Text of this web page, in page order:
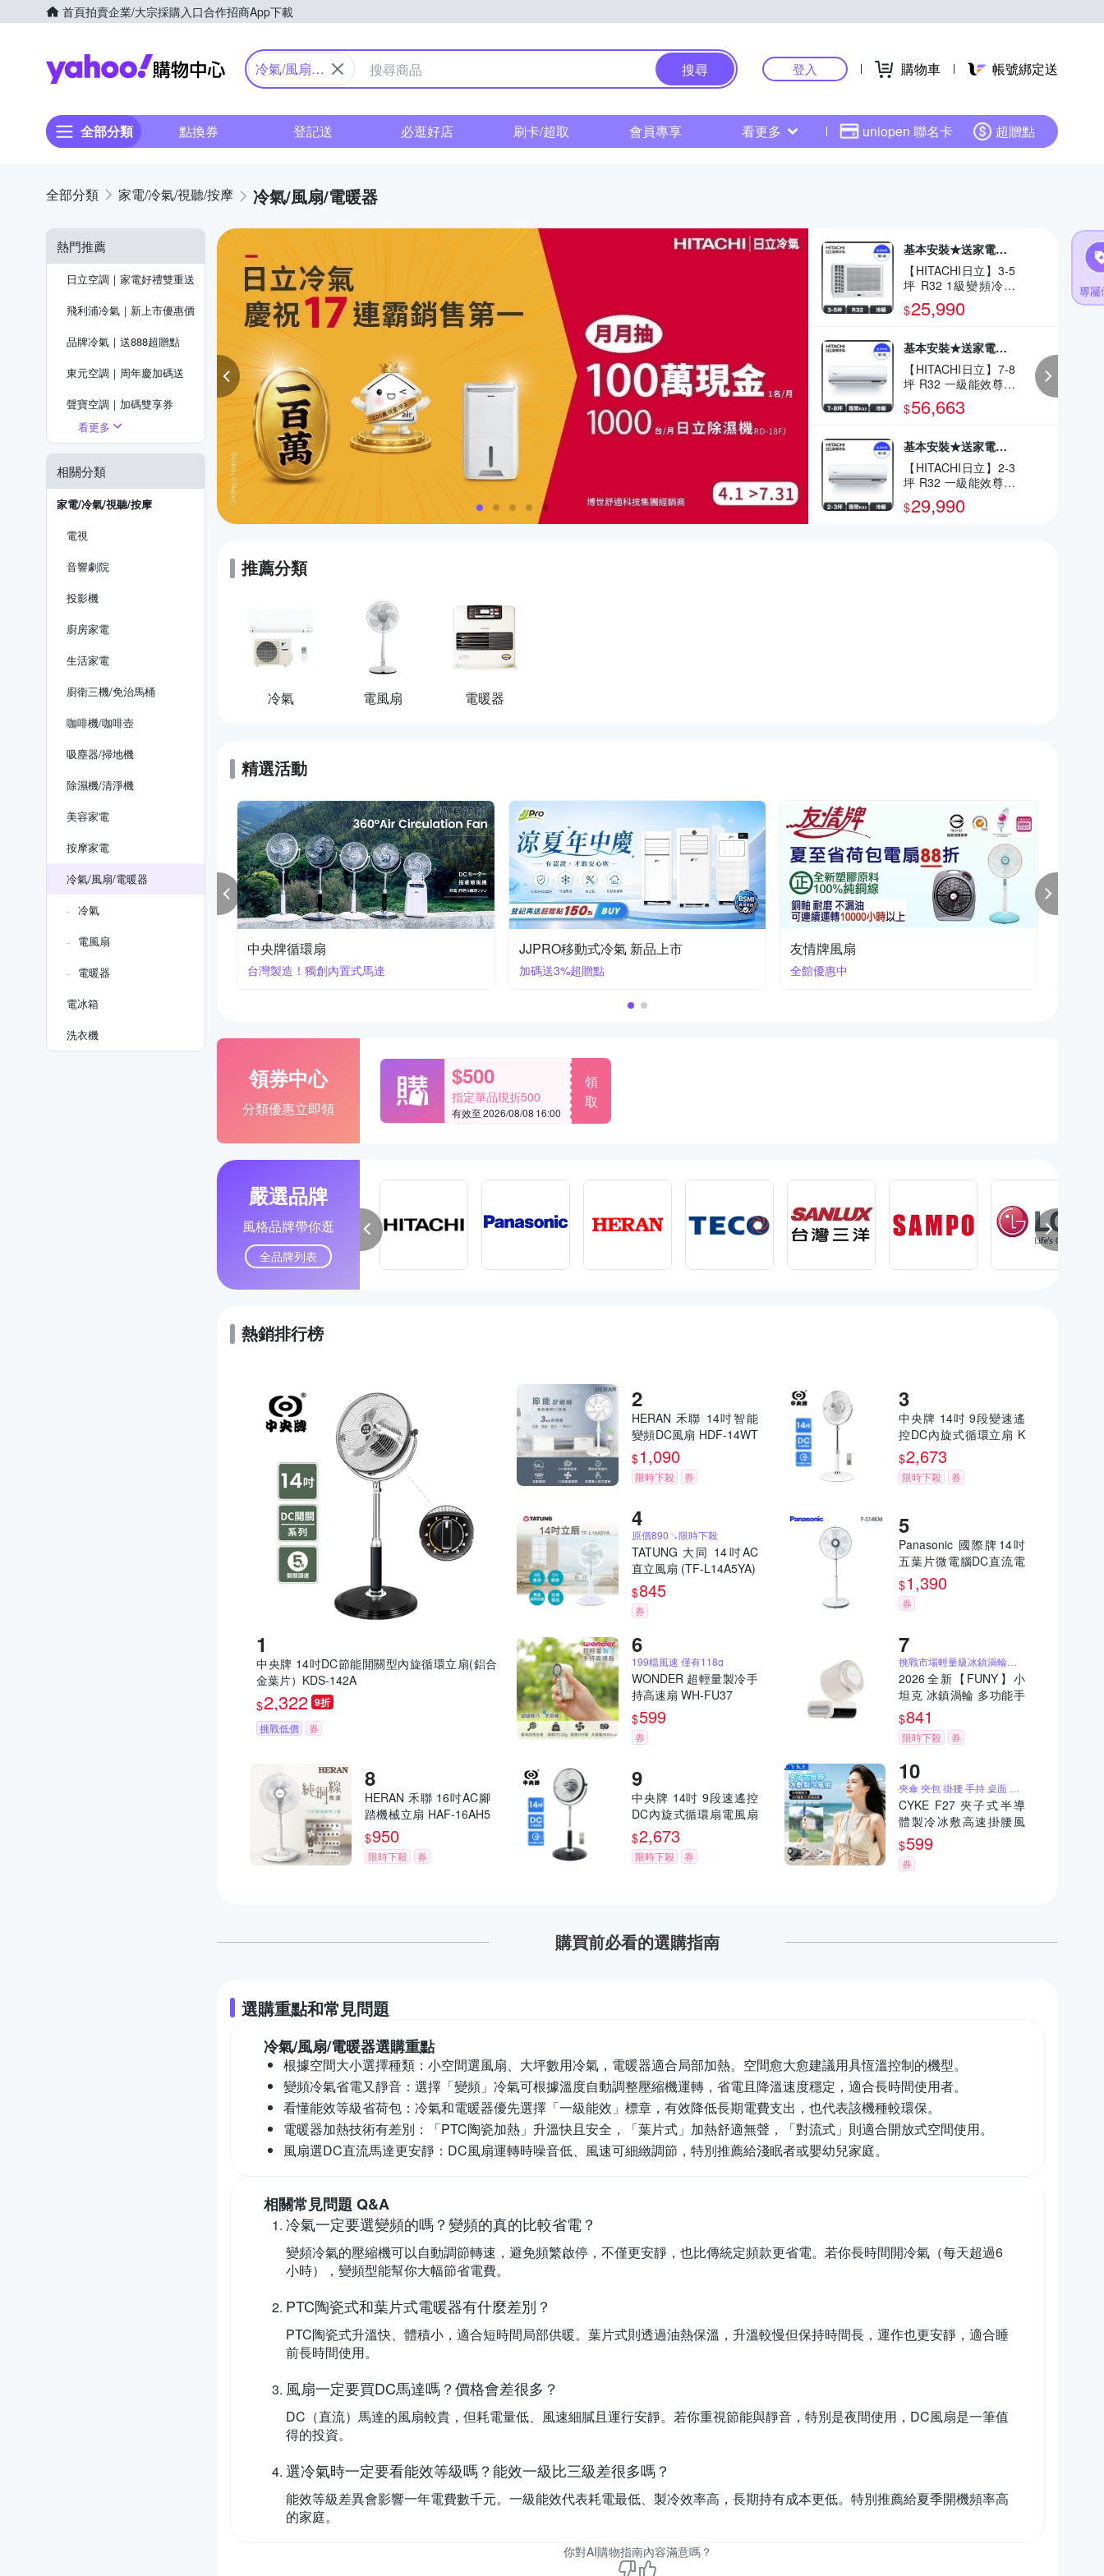
首頁拍賣企業/大宗採購入口合作招商App下載
Yahoo購物中心
冷氣/風扇/
搜尋 登入 購物車 帳號綁定送
全部分類 點換券 登記送 必逛好店 刷卡/超取 會員專享 看更多 uniopen 聯名卡 超贈點
家電/冷氣/視聽/按摩 冷氣/風扇/電暖器
熱門推薦
日立空調｜家電好禮雙重送
飛利浦冷氣｜新上市優惠價
品牌冷氣｜送888超贈點
東元空調｜周年慶加碼送
聲寶空調｜加碼雙享券
禾聯空調｜指定品加碼送
看更多
相關分類
家電/冷氣/視聽/按摩
電視
音響劇院
投影機
廚房家電
生活家電
廚衛三機/免治馬桶
咖啡機/咖啡壺
吸塵器/掃地機
除濕機/清淨機
美容家電
按摩家電
冷氣/風扇/電暖器
冷氣
電風扇
電暖器
電冰箱
洗衣機
基本安裝★送家電好禮多選1
【HITACHI日立】3-5
坪 R32 1級變頻冷暖
左吹窗型冷氣 RA-28
HR
$25,990
基本安裝★送家電好禮多選1
【HITACHI日立】7-8
坪 R32 一級能效尊榮
系列變頻冷暖分離式
冷氣 RAC-50NP/RAS
$56,663
基本安裝★送家電好禮多選1
【HITACHI日立】2-3
坪 R32 一級能效尊榮
系列變頻冷暖分離式
冷氣 RAC-22NP/RAS
$29,990
推薦分類
冷氣 電風扇 電暖器
精選活動
艾美特風扇
限時下殺
華菱冷氣88折
首創頂極材料安裝+保固2年
家電節能補助 申請懶人包
買冷氣最高回饋5000
領券中心
分類優惠立即領
$500
指定單品現折500
有效至 2026/08/08 16:00
領
取
嚴選品牌
風格品牌帶你逛
全品牌列表
熱銷排行榜
中央牌 14吋DC節能開關型內旋循環立扇(鋁合
金葉片）KDS-142A
$2,322 9折
挑戰低價 券
HERAN 禾聯 14吋智能
變頻DC風扇 HDF-14WT
760 [限時優惠]
$1,090
限時下殺 券
中央牌 14吋 9段變速遙
控DC內旋式循環立扇 K
DS-142SR(絢麗白)
$2,673
限時下殺 券
原價890↘限時下殺
TATUNG 大同 14吋AC
直立風扇 (TF-L14A5YA)
$845
券
Panasonic 國際牌14吋
五葉片微電腦DC直流電
風扇F-S14KM [限時優
惠]
$1,390
券
199檔風速 僅有118g
WONDER 超輕量製冷手
持高速扇 WH-FU37
$599
券
挑戰市場輕量級冰鎮渦輪風扇
2026全新【FUNY】小
坦克 冰鎮渦輪 多功能手
持風扇 奶茶 / 櫻粉 / 莫
藍
$841
限時下殺 券
HERAN 禾聯 16吋AC腳
踏機械立扇 HAF-16AH5
5A
$950
限時下殺 券
中央牌 14吋 9段速遙控
DC內旋式循環扇電風扇
KDS-142SR(貴族黑)
$2,673
限時下殺 券
夾傘 夾包 掛腰 手持 桌面 掛脖
CYKE F27 夾子式半導
體製冷冰敷高速掛腰風
扇 掛脖風扇 100檔暴力
渦輪扇 桌面降溫風扇 可
掛/可夾/可立
$599
券
購買前必看的選購指南
選購重點和常見問題
冷氣/風扇/電暖器選購重點
根據空間大小選擇種類： 小空間選風扇、大坪數用冷氣，電暖器適合局部加熱。空間愈大愈建議用具恆溫控制的機型。
變頻冷氣省電又靜音： 選擇「變頻」冷氣可根據溫度自動調整壓縮機運轉，省電且降溫速度穩定，適合長時間使用者。
看懂能效等級省荷包： 冷氣和電暖器優先選擇「一級能效」標章，有效降低長期電費支出，也代表該機種較環保。
電暖器加熱技術有差別：
「PTC陶瓷加熱」升溫快且安全，「葉片式」加熱舒適無聲，「對流式」則適合開放式空間使用。
風扇選DC直流馬達更安靜： DC風扇運轉時噪音低、風速可細緻調節，特別推薦給淺眠者或嬰幼兒家庭。
相關常見問題 Q&A
冷氣一定要選變頻的嗎？變頻的真的比較省電？
變頻冷氣的壓縮機可以自動調節轉速，避免頻繁啟停，不僅更安靜，也比傳統定頻款更省電。若你長時間開冷氣（每天超過6
小時），變頻型能幫你大幅節省電費。
PTC陶瓷式和葉片式電暖器有什麼差別？
PTC陶瓷式升溫快、體積小，適合短時間局部供暖。葉片式則透過油熱保溫，升溫較慢但保持時間長，運作也更安靜，適合睡
前長時間使用。
風扇一定要買DC馬達嗎？價格會差很多？
DC（直流）馬達的風扇較貴，但耗電量低、風速細膩且運行安靜。若你重視節能與靜音，特別是夜間使用，DC風扇是一筆值
得的投資。
選冷氣時一定要看能效等級嗎？能效一級比三級差很多嗎？
能效等級差異會影響一年電費數千元。一級能效代表耗電最低、製冷效率高，長期持有成本更低。特別推薦給夏季開機頻率高
的家庭。
你對AI購物指南內容滿意嗎？